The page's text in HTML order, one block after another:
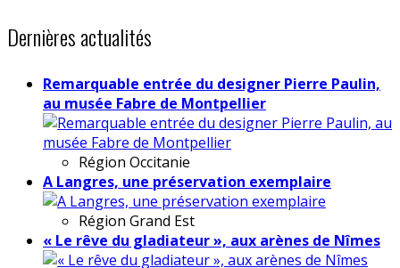
Dernières actualités
Remarquable entrée du designer Pierre Paulin,
au musée Fabre de Montpellier
Région Occitanie
A Langres, une préservation exemplaire
Région Grand Est
« Le rêve du gladiateur », aux arènes de Nîmes